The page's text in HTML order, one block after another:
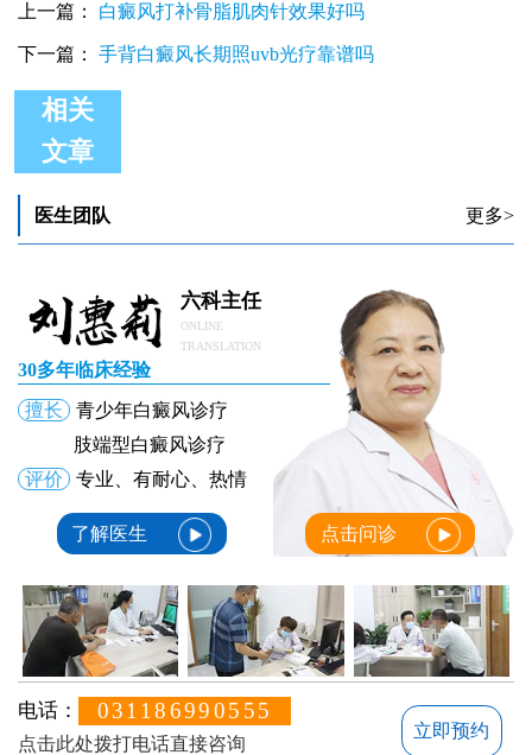
上一篇： 白癜风打补骨脂肌肉针效果好吗
下一篇： 手背白癜风长期照uvb光疗靠谱吗
相关
文章
医生团队 更多>
六科主任
ONLINE
TRANSLATION
30多年临床经验
擅长
青少年白癜风诊疗
肢端型白癜风诊疗
评价
专业、有耐心、热情
了解医生 点击问诊
电话： 031186990555
点击此处拨打电话直接咨询
立即预约